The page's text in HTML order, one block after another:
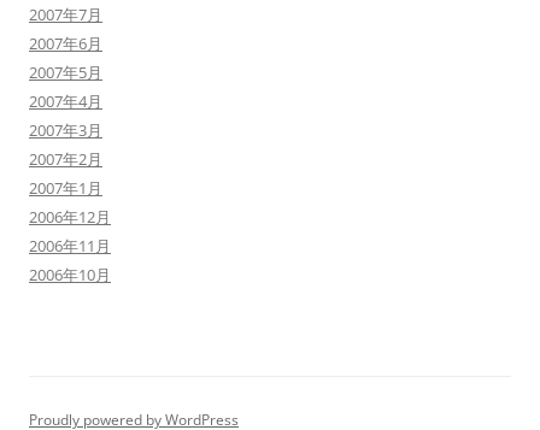
2007年7月
2007年6月
2007年5月
2007年4月
2007年3月
2007年2月
2007年1月
2006年12月
2006年11月
2006年10月
Proudly powered by WordPress